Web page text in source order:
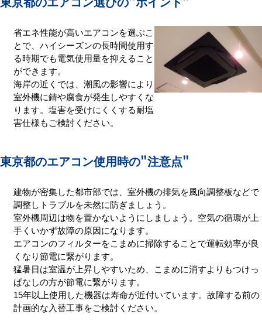
省エネ性能が高いエアコンを選ぶこ
とで、ハイシーズンの長時間使用す
る時期でも電気使用量を抑えること
ができます。
海岸の近くでは、潮風の影響により
室外機に錆や腐食が発生しやすくな
ります。塩害を受けにくくする耐塩
害仕様もご検討ください。
東京都のエアコン使用時の"注意点"
建物が密集した都市部では、室外機の排気を風向調整板などで
調整しトラブルを未然に防ぎましょう。
室外機周辺は物を置かないようにしましょう。空気の循環が上
手くいかず故障の原因になります。
エアコンのフィルターをこまめに掃除することで運転効率が良
くなり節電に繋がります。
猛暑日は室温が上昇しやすいため、こまめに消すよりもつけっ
ぱなしの方が節電に繋がります。
15年以上使用した機器は寿命が近付いています。故障する前の
計画的な入替工事をご検討ください。